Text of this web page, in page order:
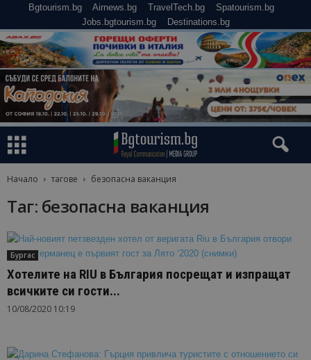
Bgtourism.bg Airnews.bg TravelTech.bg
Spatourism.bg
Jobs.bgtourism.bg
Destinations.bg
Начало тагове безопасна ваканция
Таг: безопасна ваканция
Бургас
Хотелите на RIU в България посрещат и изпращат
всичките си гости...
10/08/2020 10:19